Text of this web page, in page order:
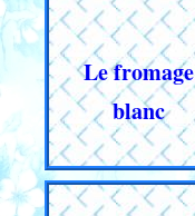
Le fromage
blanc